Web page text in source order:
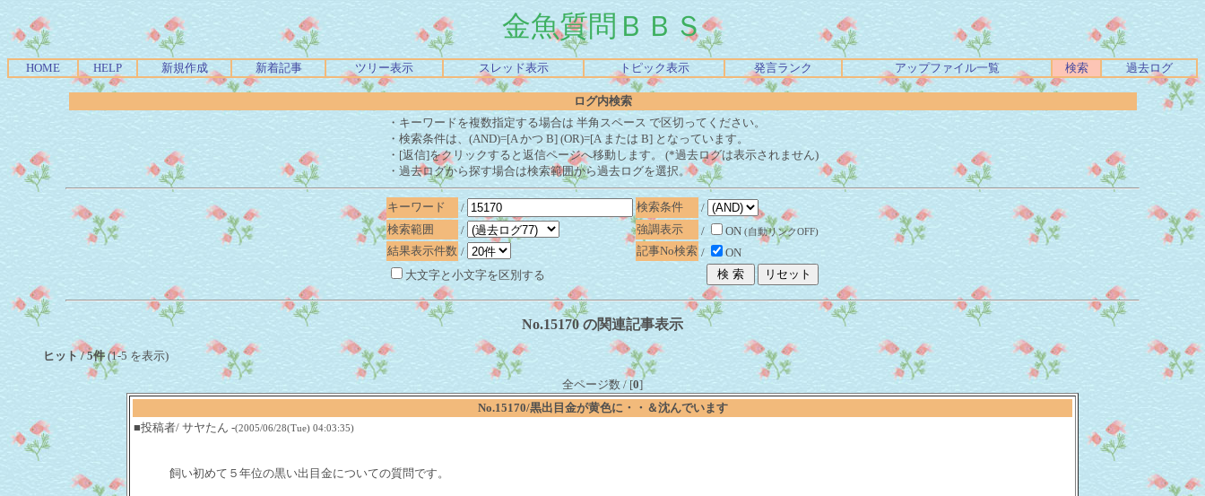
金魚質問ＢＢＳ
HOME HELP 新規作成 新着記事 ツリー表示 スレッド表示 トピック表示 発言ランク アップファイル一覧 検索 過去ログ
ログ内検索
・キーワードを複数指定する場合は 半角スペース で区切ってください。
・検索条件は、(AND)=[A かつ B] (OR)=[A または B] となっています。
・[返信]をクリックすると返信ページへ移動します。 (*過去ログは表示されません)
・過去ログから探す場合は検索範囲から過去ログを選択。
キーワード / 検索条件
/
検索範囲
/ 強調表示 / ON (自動リンクOFF)
結果表示件数 / 記事No検索 /
ON
大文字と小文字を区別する
No.15170 の関連記事表示
ヒット / 5件 (1-5 を表示)
全ページ数 / [0]
No.15170/黒出目金が黄色に・・＆沈んでいます
■投稿者/ サヤたん -(2005/06/28(Tue) 04:03:35)
飼い初めて５年位の黒い出目金についての質問です。